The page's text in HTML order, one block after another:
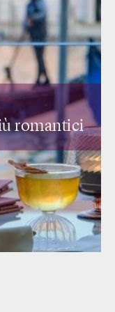
Secrets
e i rooftop